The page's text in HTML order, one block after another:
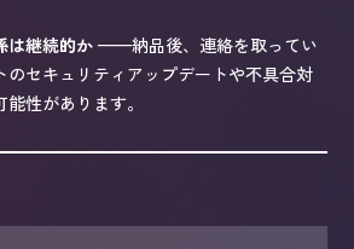
は継続的か ——納品後、連絡を取ってい
のセキュリティアップデートや不具合対
性があります。